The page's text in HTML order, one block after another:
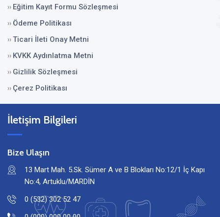
›› Eğitim Kayıt Formu Sözleşmesi
›› Ödeme Politikası
››Ticari İleti Onay Metni
›› KVKK Aydınlatma Metni
›› Gizlilik Sözleşmesi
›› Çerez Politikası
İletişim Bilgileri
Bize Ulaşın
13 Mart Mah. 5.Sk. Sümer A ve B Blokları No:12/1 İç Kapı
No:4, Artuklu/MARDİN
0 (532) 302 52 47